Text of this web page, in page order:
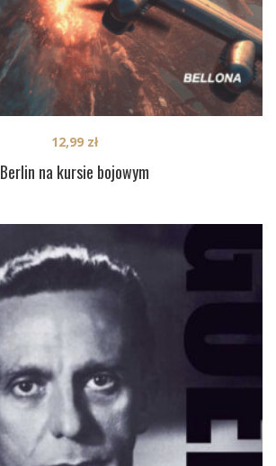
Berlin na kursie bojowym
12,99 zł